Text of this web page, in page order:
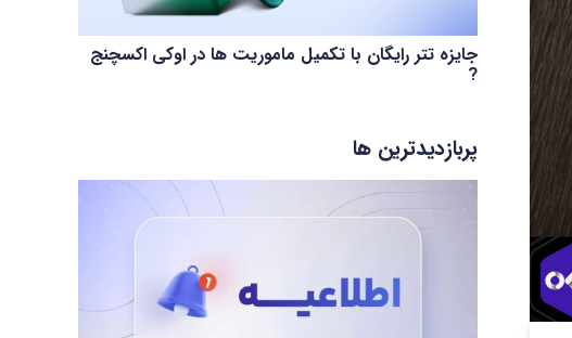
جایزه تتر رایگان با تکمیل ماموریت ها در اوکی اکسچنج
?
پربازدیدترین ها